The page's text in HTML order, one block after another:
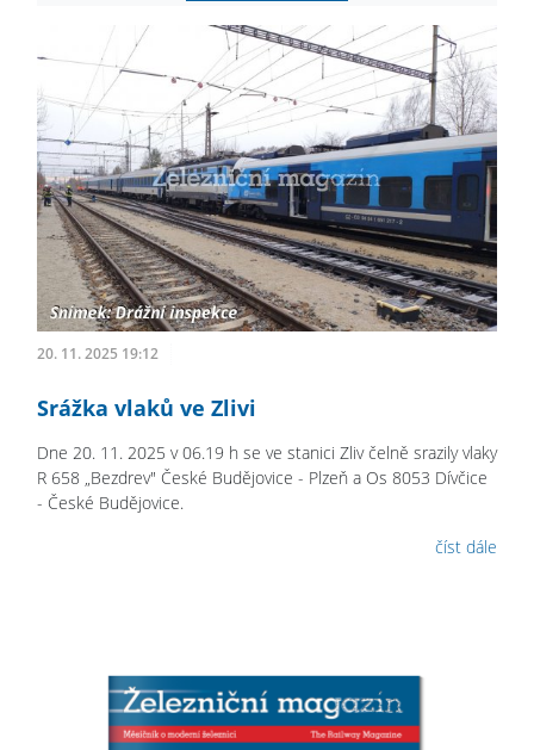
20. 11. 2025 19:12
Srážka vlaků ve Zlivi
Dne 20. 11. 2025 v 06.19 h se ve stanici Zliv čelně srazily vlaky
R 658 „Bezdrev" České Budějovice - Plzeň a Os 8053 Dívčice
- České Budějovice.
číst dále